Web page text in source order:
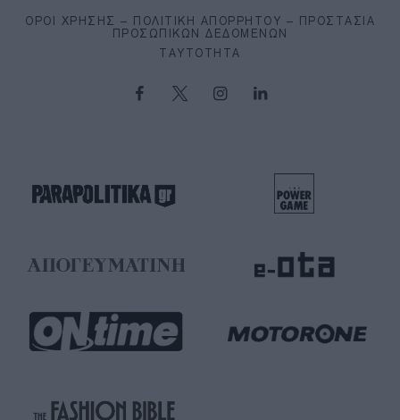
ΌΡΟΙ ΧΡΉΣΗΣ – ΠΟΛΙΤΙΚΉ ΑΠΟΡΡΉΤΟΥ – ΠΡΟΣΤΑΣΊΑ
ΠΡΟΣΩΠΙΚΏΝ ΔΕΔΟΜΈΝΩΝ
ΤΑΥΤΌΤΗΤΑ